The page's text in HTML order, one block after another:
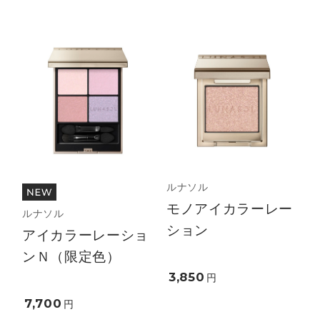
ルナソル
アイカラーレーショ
ンＮ（限定色）
7,700 円
ルナソル
モノアイカラーレー
ション
3,850 円